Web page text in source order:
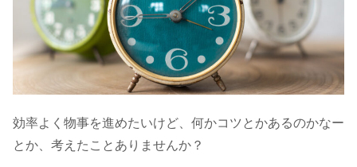
効率よく物事を進めたいけど、何かコツとかあるのかなー
とか、考えたことありませんか？